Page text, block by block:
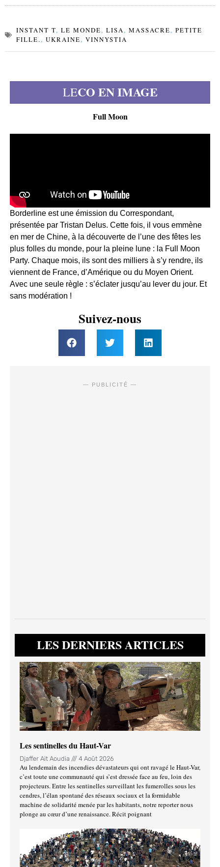
INSTANT T, LE MONDE, LISA, MASSACRE, PETITE
FILLE., UKRAINE, VINNYSTIA
LECO EN IMAGE
Full Moon
Borderline est une émission du Correspondant,
présentée par Tristan Delus. Cette fois, il vous emmène
en mer de Chine, à la découverte de l’une des fêtes les
plus folles du monde, pour la pleine lune : la Full Moon
Party. Chaque mois, ils sont des milliers à s’y rendre, ils
viennent de France, d’Amérique ou du Moyen Orient.
Avec une seule règle : s’éclater jusqu’au lever du jour. Et
sans modération !
Suivez-nous
— PUBLICITÉ —
LES DERNIERS ARTICLES
Les sentinelles du Haut-Var
Djaffer Ait Aoudia 4 Août 2026
Au lendemain des incendies dévastateurs qui ont ravagé le Haut-Var,
c’est toute une communauté qui s’est dressée face au feu, loin des
projecteurs. Entre les sentinelles surveillant les fumerolles sous les
cendres, l’élan spontané des réseaux sociaux et la formidable
machine de solidarité menée par les habitants, notre reporter nous
plonge au cœur d’une renaissance. Récit poignant